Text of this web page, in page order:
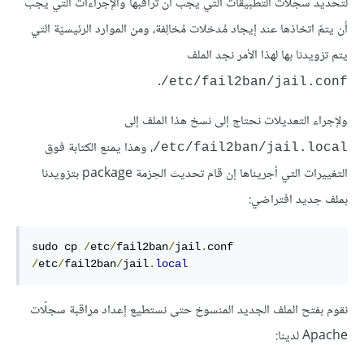
أن يتمّ اتخاذها عند إيجاد مُدخلات مُخالِفة، ومن الموارد الرئيسيّة التي
يتم تزويدنا بها لهذا الأمر نجد الملف
etc/fail2ban/jail.conf/
.
ولإجراء التعديلات نحتاج إلى نسخ هذا الملف إلى
etc/fail2ban/jail.local/
، وهذا يمنع الكتابة فوق
التغييرات التي أجريناها إن قام تحديث الحِزمة package بتزويدنا
بملف جديد افتراضي:
sudo cp /etc/fail2ban/jail.
/etc/fail2ban/jail. local
نقوم بفتح الملف الجديد المنسوخ حتى نستطيع إعداد مراقبة سجلّات
Apache لدينا: